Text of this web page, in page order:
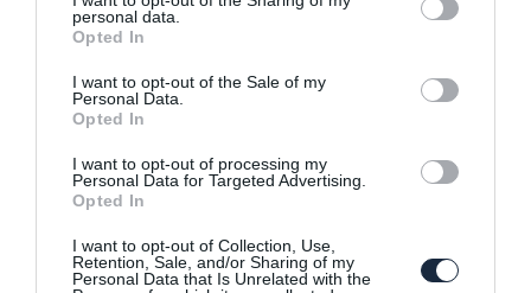
grant or deny consent to Google and its third-party tags to
use your data for below specified purposes in below Google
consent section.
personal data.
Opted In
I want to opt-out of the Sale of my
Personal Data.
Opted In
I want to opt-out of processing my
Personal Data for Targeted Advertising.
Opted In
I want to opt-out of Collection, Use,
Retention, Sale, and/or Sharing of my
Personal Data that Is Unrelated with the
2024. január 22. |
A kínai Lynk&Co új modellje egy kimondottan
lendületes formatervű hibrid szedán lesz. A
legerősebb kivitel esetében ráadásul lóerők
terén sem lehet hiányérzetünk.
Tovább